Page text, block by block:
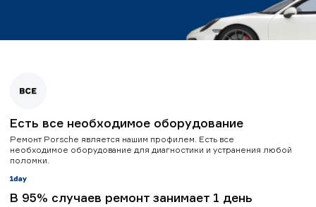
Есть все необходимое оборудование
Ремонт Porsche является нашим профилем. Есть все
необходимое оборудование для диагностики и устранения любой
поломки.
В 95% случаев ремонт занимает 1 день